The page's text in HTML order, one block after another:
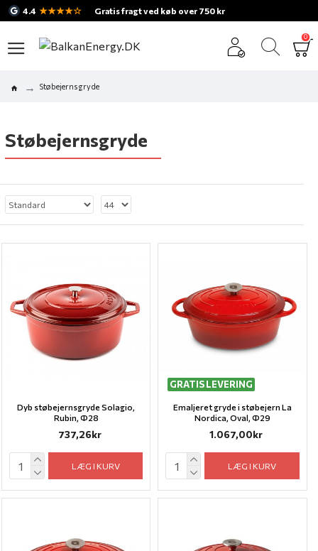
4.4 ★★★★☆ Gratis fragt ved køb over 750 kr
0
Støbejernsgryde
Støbejernsgryde
Dyb støbejernsgryde Solagio,
Rubin, Ф28
737,26kr
LÆG I KURV
GRATIS LEVERING
Emaljeret gryde i støbejern La
Nordica, Oval, Ф29
1.067,00kr
LÆG I KURV